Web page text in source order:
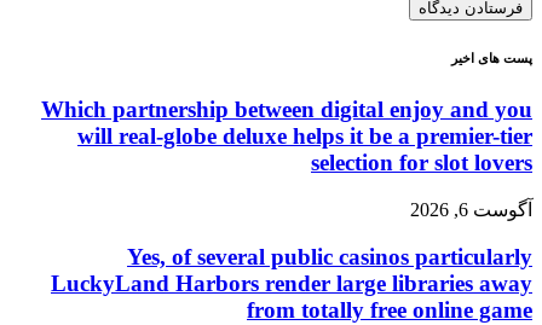
اخیر
Which partnership between digital enjoy
will real-globe deluxe helps it be a
selection for slot
Yes, of several public casinos
LuckyLand Harbors render large libraries
from totally free online